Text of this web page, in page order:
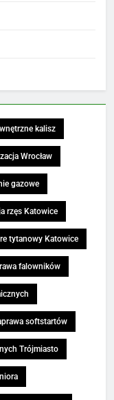
kalisz
Wrocław
gazowe
rzęs Katowice
tytanowy Katowice
falowników
softstartów
Trójmiasto